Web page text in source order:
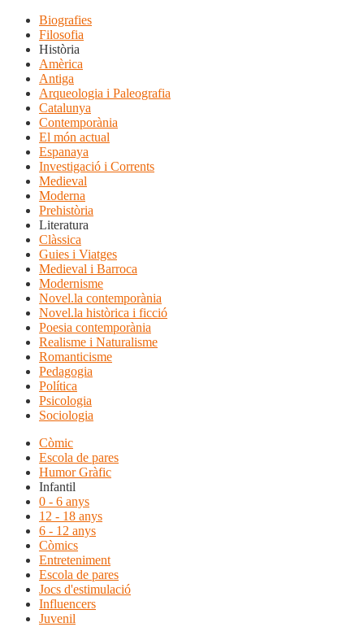
Biografies
Filosofia
Història
Amèrica
Antiga
Arqueologia i Paleografia
Catalunya
Contemporània
El món actual
Espanaya
Investigació i Corrents
Medieval
Moderna
Prehistòria
Literatura
Clàssica
Guies i Viatges
Medieval i Barroca
Modernisme
Novel.la contemporània
Novel.la històrica i ficció
Poesia contemporània
Realisme i Naturalisme
Romanticisme
Pedagogia
Política
Psicologia
Sociologia
Còmic
Escola de pares
Humor Gràfic
Infantil
0 - 6 anys
12 - 18 anys
6 - 12 anys
Còmics
Entreteniment
Escola de pares
Jocs d'estimulació
Influencers
Juvenil